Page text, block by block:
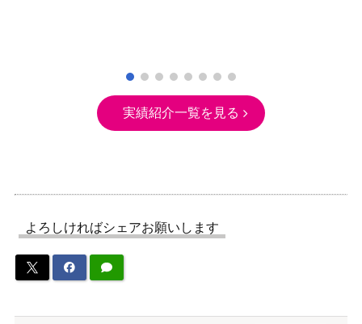
実績紹介一覧を見る
よろしければシェアお願いします